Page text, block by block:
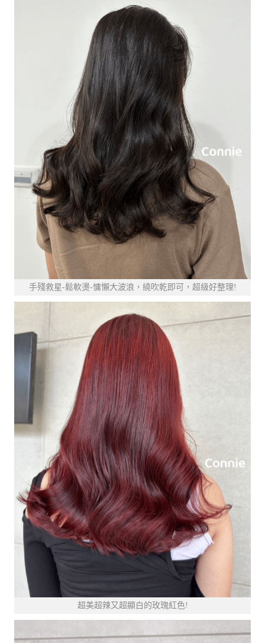
手殘救星-鬆軟燙-慵懶大波浪，繞吹乾即可，超級好整理!
超美超辣又超顯白的玫瑰紅色!